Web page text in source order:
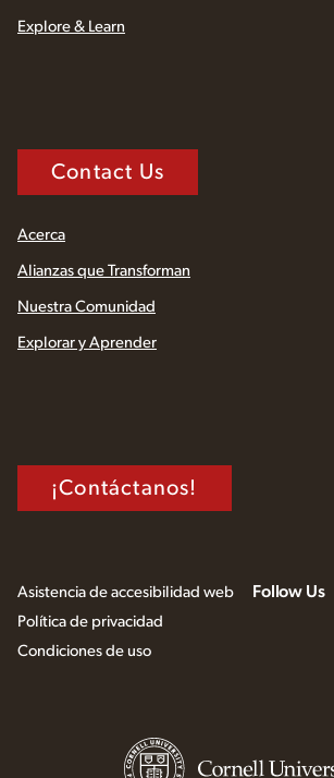
Explore & Learn
Contact Us
Acerca
Alianzas que Transforman
Nuestra Comunidad
Explorar y Aprender
¡Contáctanos!
Asistencia de accesibilidad web
Política de privacidad
Condiciones de uso
Follow Us